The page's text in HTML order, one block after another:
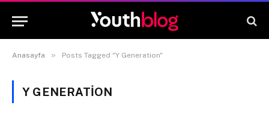
Anasayfa » Posts Tagged "Y Generation"
Y GENERATION